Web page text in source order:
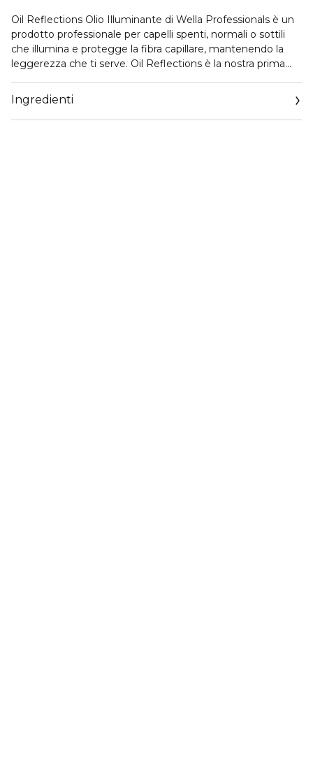
Oil Reflections Olio Illuminante di Wella Professionals è un
prodotto professionale per capelli spenti, normali o sottili
che illumina e protegge la fibra capillare, mantenendo la
leggerezza che ti serve. Oil Reflections è la nostra prima
Si prende cura dei tuoi capelli grazie alla sua formula mirata
con:
Ingredienti